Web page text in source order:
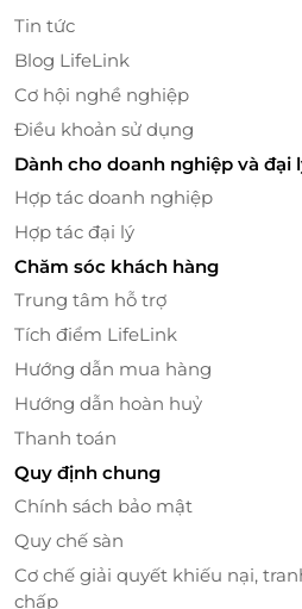
sống thành thị - nơi ai cũng
phở ngon, và một khoảng
Thẻ quà tặng LifeLink dành
vừa thiết thực, vừa đầy ý
dịp như sinh nhật, cảm ơn
quan tâm. Người nhận có
nền tảng LifeLink.vn - tiện
trải nghiệm.
Thẻ quà tặng LifeLink -
Tin tức
Blog LifeLink
Cơ hội nghề nghiệp
Điều khoản sử dụng
Dành cho doanh nghiệp và đại
Hợp tác doanh nghiệp
Hợp tác đại lý
Chăm sóc khách hàng
Trung tâm hỗ trợ
Tích điểm LifeLink
Hướng dẫn mua hàng
Hướng dẫn hoàn huỷ
Thanh toán
Quy định chung
Chính sách bảo mật
Quy chế sàn
Cơ chế giải quyết khiếu nại,
chấp